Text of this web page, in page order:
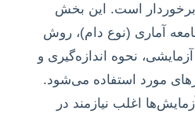
برخوردار است. این بخش
آماری (نوع دام)، روش
آزمایشی، نحوه اندازه‌گیری و
مورد استفاده می‌شود.
اغلب نیازمند در